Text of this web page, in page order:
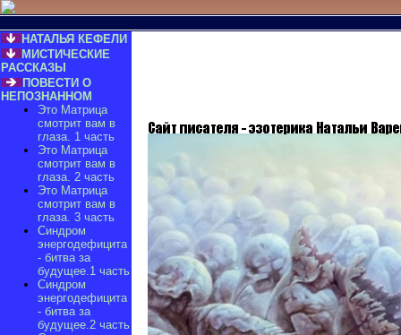
НАТАЛЬЯ КЕФЕЛИ
МИСТИЧЕСКИЕ
РАССКАЗЫ
ПОВЕСТИ О
НЕПОЗНАННОМ
Это Матрица
смотрит вам в
глаза. 1 часть
Это Матрица
смотрит вам в
глаза. 2 часть
Это Матрица
смотрит вам в
глаза. 3 часть
Синдром
энергодефицита
- битва за
будущее.1 часть
Синдром
энергодефицита
- битва за
будущее.2 часть